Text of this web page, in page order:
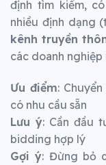
định tìm kiếm,
nhiều định dạng
kênh truyền
các doanh nghiệp
Ưu điểm:
có nhu cầu sẵn
Lưu ý: Cần đầu
bidding hợp lý
Gợi ý: Đừng bỏ